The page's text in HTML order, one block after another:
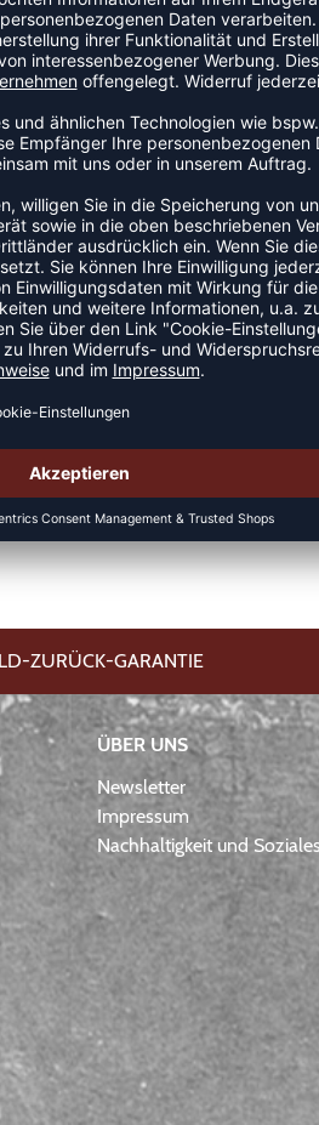
ZURÜCK-GARANTIE
ÜBER UNS
Newsletter
Impressum
Nachhaltigkeit und